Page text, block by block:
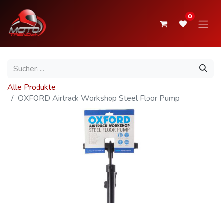
0
Alle Produkte
OXFORD Airtrack Workshop Steel Floor Pump